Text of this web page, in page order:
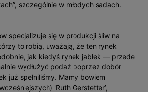
szczególnie w młodych sadach.
specjalizuje się w produkcji śliw na
to robią, uważają, że ten rynek
jak kiedyś rynek jabłek — przede
wydłużyć podaż poprzez dobór
już spełniliśmy. Mamy bowiem
'Ruth Gerstetter’,